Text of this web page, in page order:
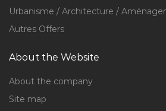
Urbanisme / Architecture /
Autres Offers
About the Website
About the company
Site map